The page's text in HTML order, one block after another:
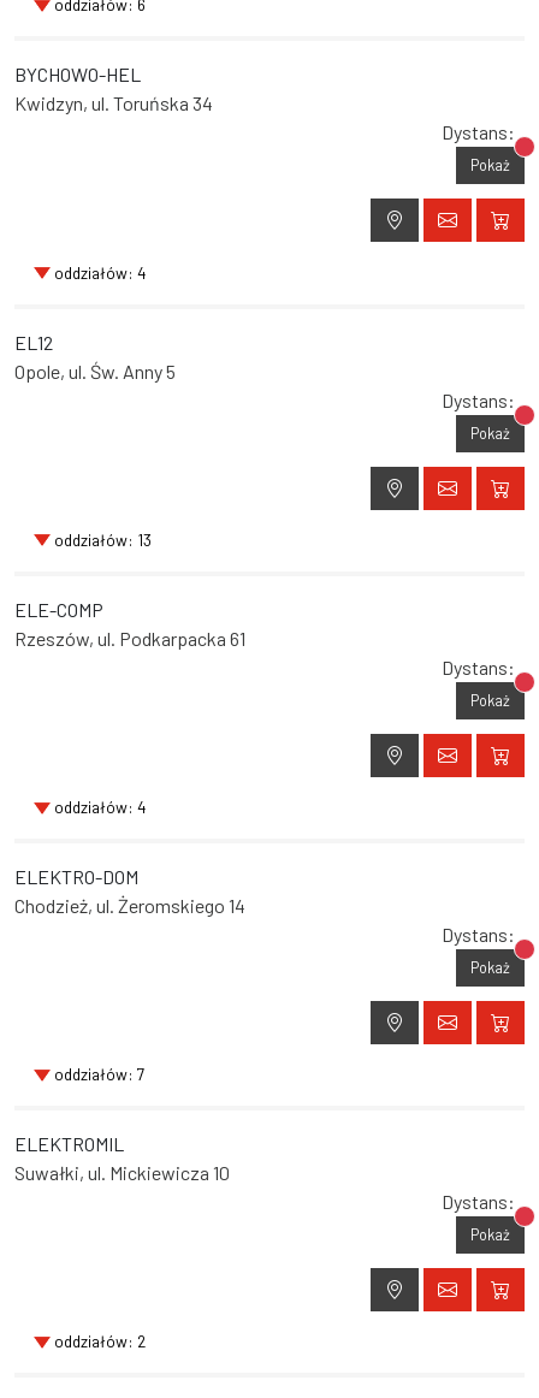
oddziałów: 6
BYCHOWO-HEL
Kwidzyn, ul. Toruńska 34
Dystans:
Pokaż
oddziałów: 4
EL12
Opole, ul. Św. Anny 5
Dystans:
Pokaż
oddziałów: 13
ELE-COMP
Rzeszów, ul. Podkarpacka 61
Dystans:
Pokaż
oddziałów: 4
ELEKTRO-DOM
Chodzież, ul. Żeromskiego 14
Dystans:
Pokaż
oddziałów: 7
ELEKTROMIL
Suwałki, ul. Mickiewicza 10
Dystans:
Pokaż
oddziałów: 2